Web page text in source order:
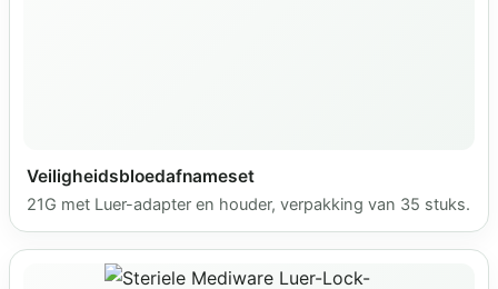
Veiligheidsbloedafnameset
21G met Luer-adapter en houder, verpakking van 35 stuks.